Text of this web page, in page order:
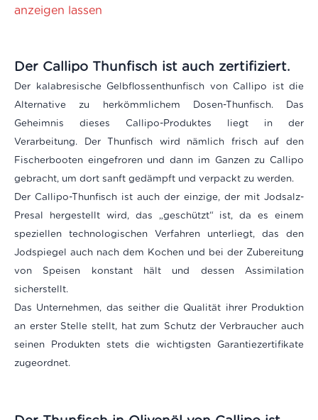
anzeigen lassen
Der Callipo Thunfisch ist auch zertifiziert.
Der kalabresische Gelbflossenthunfisch von Callipo ist die
Alternative zu herkömmlichem Dosen-Thunfisch. Das
Geheimnis dieses Callipo-Produktes liegt in der
Verarbeitung. Der Thunfisch wird nämlich frisch auf den
Fischerbooten eingefroren und dann im Ganzen zu Callipo
gebracht, um dort sanft gedämpft und verpackt zu werden.
Der Callipo-Thunfisch ist auch der einzige, der mit Jodsalz-
Presal hergestellt wird, das „geschützt“ ist, da es einem
speziellen technologischen Verfahren unterliegt, das den
Jodspiegel auch nach dem Kochen und bei der Zubereitung
von Speisen konstant hält und dessen Assimilation
sicherstellt.
Das Unternehmen, das seither die Qualität ihrer Produktion
an erster Stelle stellt, hat zum Schutz der Verbraucher auch
seinen Produkten stets die wichtigsten Garantiezertifikate
zugeordnet.